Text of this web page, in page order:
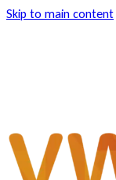
Skip to main content